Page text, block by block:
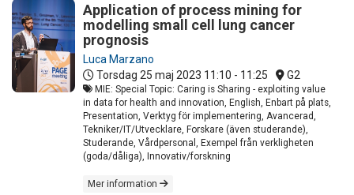
Application of process mining for
modelling small cell lung cancer
prognosis
Luca Marzano
Torsdag 25 maj 2023 11:10 - 11:25 G2
MIE: Special Topic: Caring is Sharing - exploiting value
in data for health and innovation, English, Enbart på plats,
Presentation, Verktyg för implementering, Avancerad,
Tekniker/IT/Utvecklare, Forskare (även studerande),
Studerande, Vårdpersonal, Exempel från verkligheten
(goda/dåliga), Innovativ/forskning
Mer information